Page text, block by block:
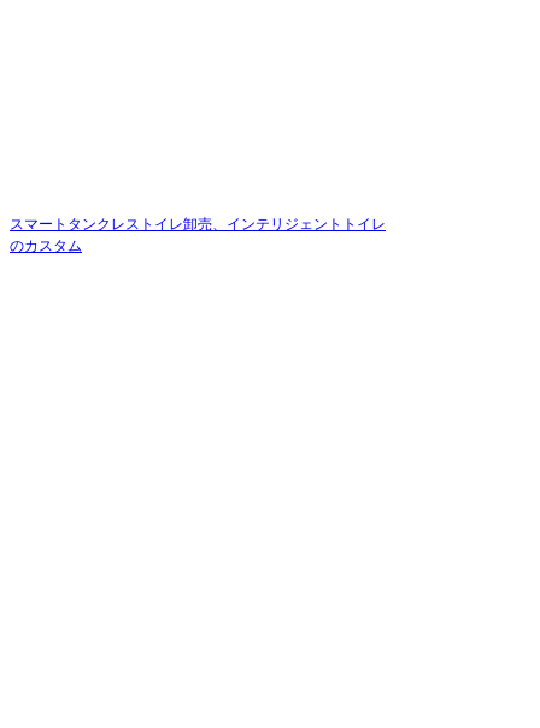
スマートタンクレストイレ卸売、インテリジェントトイレ
のカスタム